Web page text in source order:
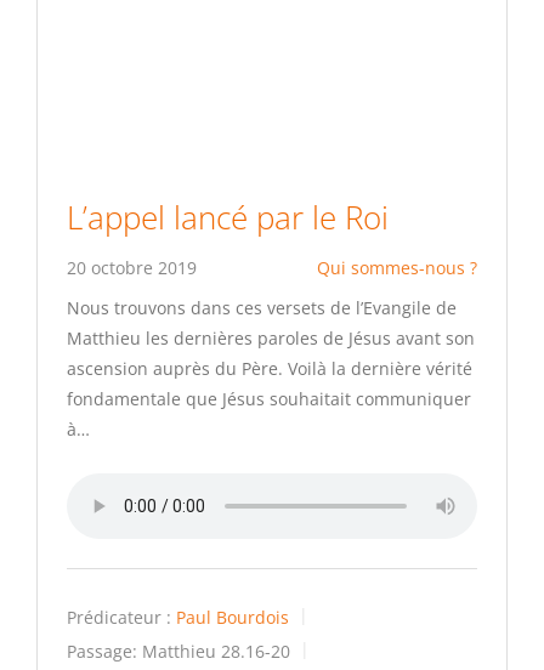
L’appel lancé par le Roi
20 octobre 2019
Qui sommes-nous ?
Nous trouvons dans ces versets de l’Evangile de
Matthieu les dernières paroles de Jésus avant son
ascension auprès du Père. Voilà la dernière vérité
fondamentale que Jésus souhaitait communiquer
à…
Prédicateur : Paul Bourdois
Passage: Matthieu 28.16-20